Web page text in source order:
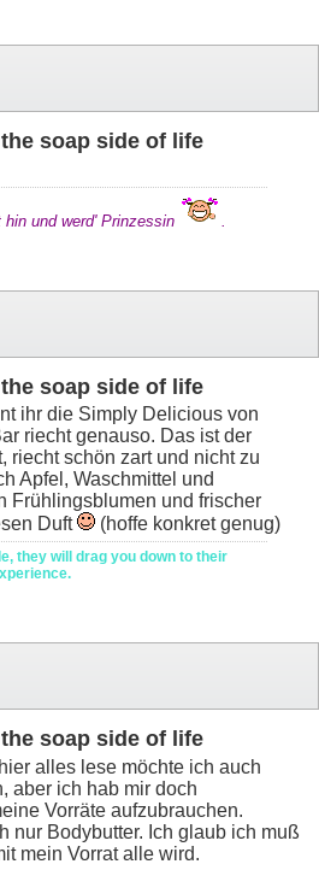
soap side of life
und werd' Prinzessin .
soap side of life
ihr die Simply Delicious von
riecht genauso. Das ist der
riecht schön zart und nicht zu
Apfel, Waschmittel und
Frühlingsblumen und frischer
Duft
(hoffe konkret genug)
they will drag you down to their
soap side of life
alles lese möchte ich auch
aber ich hab mir doch
Vorräte aufzubrauchen.
nur Bodybutter. Ich glaub ich muß
mein Vorrat alle wird.